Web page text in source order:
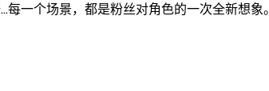
一个场景，都是粉丝对角色的一次全新想象。